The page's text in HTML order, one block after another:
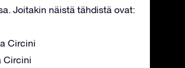
Joitakin näistä tähdistä ovat:
Circini
Circini